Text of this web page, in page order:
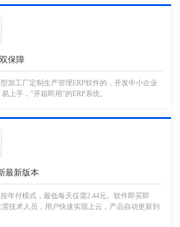
保障
加工厂定制生产管理ERP软件的，开发中小企业
上手，"开箱即用"的ERP系统。
最新版本
年付模式，最低每天仅需2.44元。软件即买即
技术人员，用户快速实现上云，产品自动更新到